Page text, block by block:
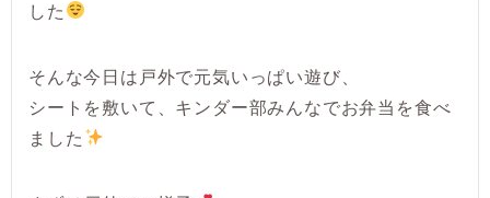
した
そんな今日は戸外で元気いっぱい遊び、
シートを敷いて、キンダー部みんなでお弁当を食べ
ました